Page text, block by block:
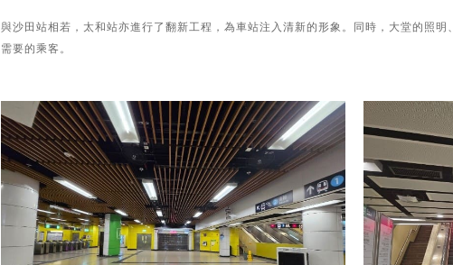
與沙田站相若，太和站亦進行了翻新工程，為車站注入清新的形象。同時，大堂的照
需要的乘客。